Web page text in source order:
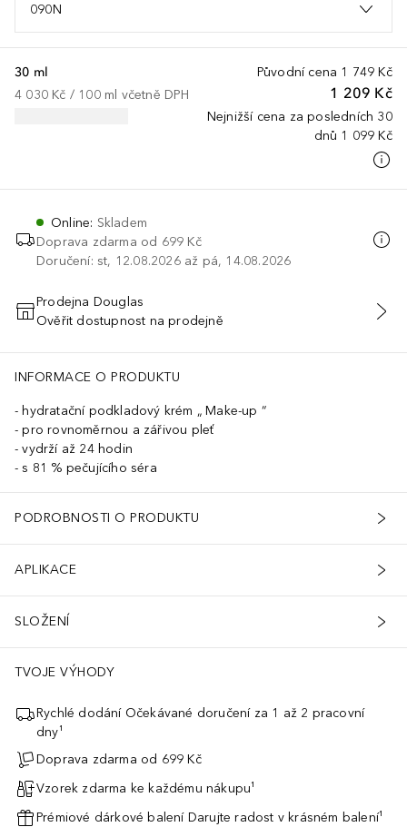
090N
Původní cena 1 749 Kč
1 209 Kč
Nejnižší cena za posledních 30
dnů 1 099 Kč
30 ml
4 030 Kč / 100 ml včetně DPH
Online: Skladem
Doprava zdarma od 699 Kč
Doručení: st, 12.08.2026 až pá, 14.08.2026
PŘIDAT DO KOŠÍKU
Prodejna Douglas
Ověřit dostupnost na prodejně
INFORMACE O PRODUKTU
hydratační podkladový krém „ Make-up “
pro rovnoměrnou a zářivou pleť
vydrží až 24 hodin
s 81 % pečujícího séra
PODROBNOSTI O PRODUKTU
APLIKACE
SLOŽENÍ
TVOJE VÝHODY
Rychlé dodání Očekávané doručení za 1 až 2 pracovní
dny¹
Doprava zdarma od 699 Kč
Vzorek zdarma ke každému nákupu¹
Prémiové dárkové balení Darujte radost v krásném balení¹